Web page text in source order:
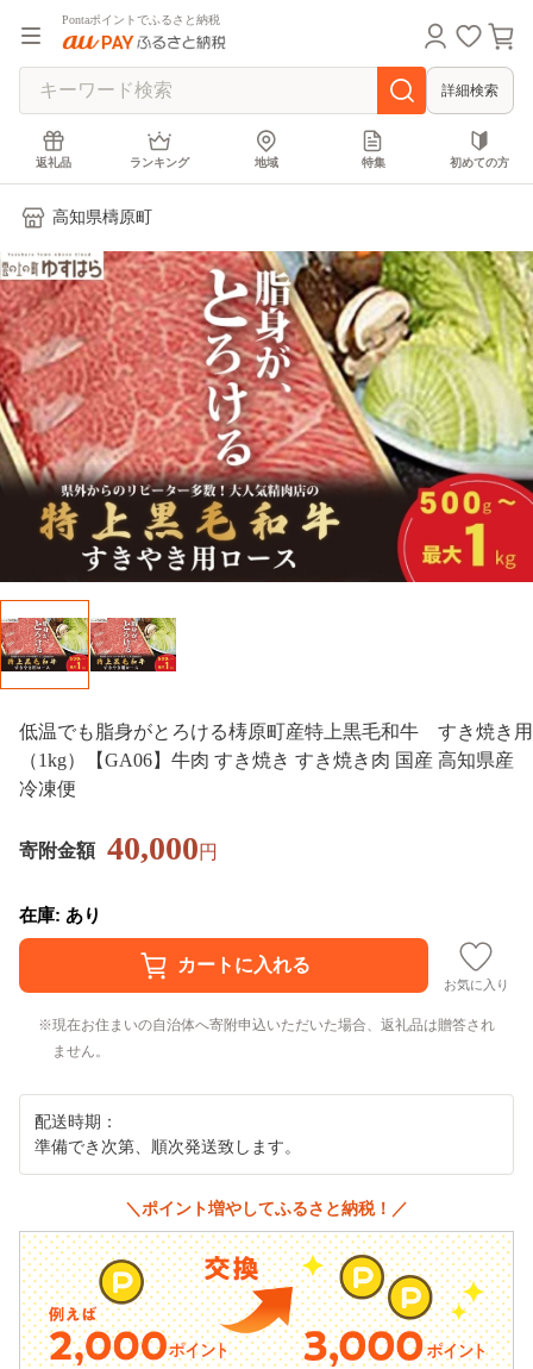
Pontaポイントでふるさと納税
詳細検索
返礼品 ランキング 地域 特集 初めての方
高知県檮原町
低温でも脂身がとろける梼原町産特上黒毛和牛 すき焼き用
（1kg）【GA06】牛肉 すき焼き すき焼き肉 国産 高知県産
冷凍便
寄附金額 40,000円
在庫: あり
お気に入り
現在お住まいの自治体へ寄附申込いただいた場合、返礼品は贈答され
ません。
配送時期：
準備でき次第、順次発送致します。
＼ポイント増やしてふるさと納税！／